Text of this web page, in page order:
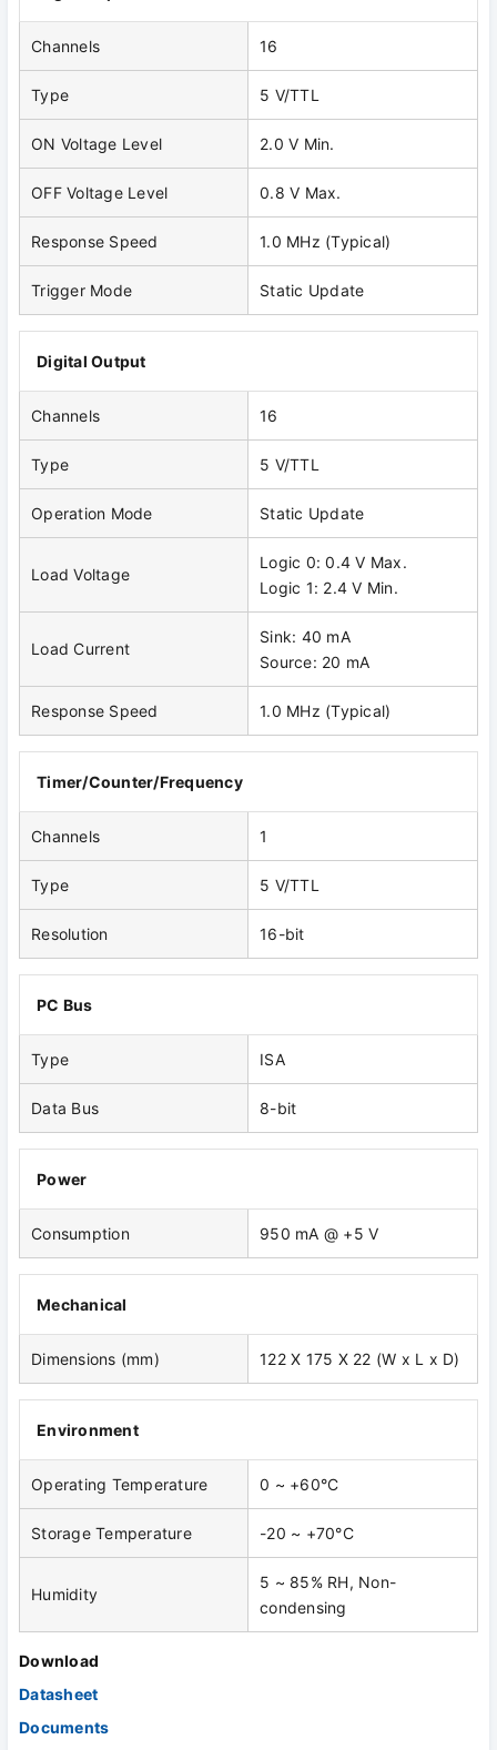
Channels 16
Type 5 V/TTL
ON Voltage Level 2.0 V Min.
OFF Voltage Level 0.8 V Max.
Response Speed 1.0 MHz (Typical)
Trigger Mode Static Update
Digital Output
Channels 16
Type 5 V/TTL
Operation Mode Static Update
Load Voltage
Logic 0: 0.4 V Max.
Logic 1: 2.4 V Min.
Load Current
Sink: 40 mA
Source: 20 mA
Response Speed 1.0 MHz (Typical)
Timer/Counter/Frequency
Channels 1
Type 5 V/TTL
Resolution 16-bit
PC Bus
Type ISA
Data Bus 8-bit
Power
Consumption 950 mA @ +5 V
Mechanical
Dimensions (mm) 122 X 175 X 22 (W x L x D)
Environment
Operating Temperature 0 ~ +60°C
Storage Temperature -20 ~ +70°C
Humidity
5 ~ 85% RH, Non-
condensing
Download
Datasheet
Documents